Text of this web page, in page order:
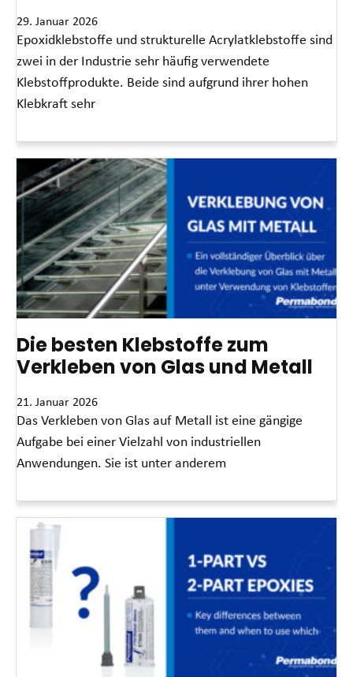
29. Januar 2026
Epoxidklebstoffe und strukturelle Acrylatklebstoffe sind
zwei in der Industrie sehr häufig verwendete
Klebstoffprodukte. Beide sind aufgrund ihrer hohen
Klebkraft sehr
Die besten Klebstoffe zum
Verkleben von Glas und Metall
21. Januar 2026
Das Verkleben von Glas auf Metall ist eine gängige
Aufgabe bei einer Vielzahl von industriellen
Anwendungen. Sie ist unter anderem